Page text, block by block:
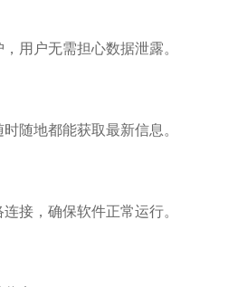
用户无需担心数据泄露。
随地都能获取最新信息。
接，确保软件正常运行。